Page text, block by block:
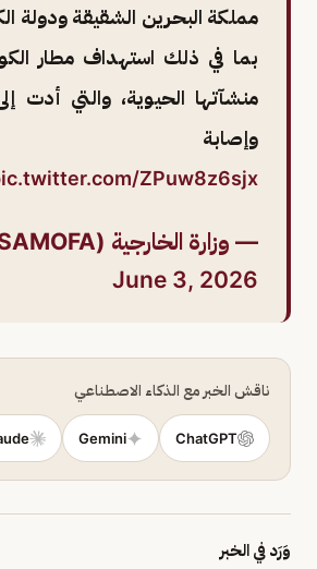
مملكة البحرين الشقيقة ودولة
بما في ذلك استهداف مطار
منشآتها الحيوية، والتي
وإصابة
ZPuw8z6sjx
— وزارة الخارجية 🇸🇦 (@KSAMOFA)
June 3, 2026
ناقش الخبر مع الذكاء الاصطناعي
ChatGPT
Gemini
وَرَد في الخبر